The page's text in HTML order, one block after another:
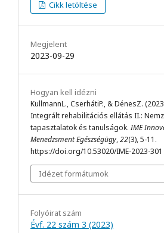
Cikk letöltése
Megjelent
2023-09-29
Hogyan kell idézni
KullmannL., CserhátiP., & DénesZ.
Integrált rehabilitációs ellátás II.:
tapasztalatok és tanulságok.IME
Menedzsment Egészségügy,22(3), 5-11.
https://doi.org/10.53020/IME-2023-301
Idézet formátumok
Folyóirat szám
Évf. 22 szám 3 (2023)